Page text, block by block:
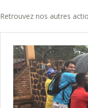
Retrouvez nos autres